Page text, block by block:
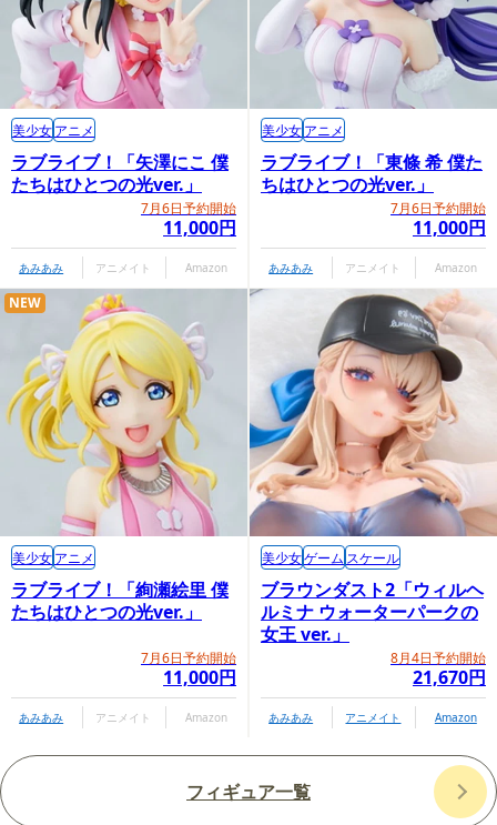
ラブライブ！「矢澤にこ 僕
たちはひとつの光ver.」
7月6日予約開始
11,000円
美少女アニメ
あみあみ アニメイト Amazon
ラブライブ！「東條 希 僕た
ちはひとつの光ver.」
7月6日予約開始
11,000円
美少女アニメ
あみあみ アニメイト Amazon
ラブライブ！「絢瀬絵里 僕
たちはひとつの光ver.」
7月6日予約開始
11,000円
NEW
美少女アニメ
あみあみ アニメイト Amazon
ブラウンダスト2「ウィルヘ
ルミナ ウォーターパークの
女王 ver.」
8月4日予約開始
21,670円
美少女ゲーム スケール
あみあみ アニメイト Amazon
フィギュア一覧